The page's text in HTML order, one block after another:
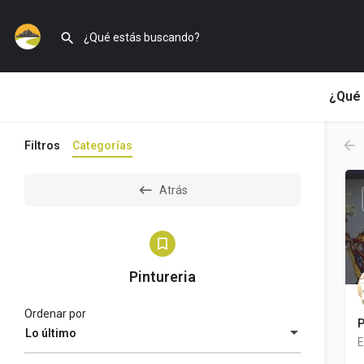
Filtros Categorías
Atrás
Pintureria
Lo último
Ordenar por